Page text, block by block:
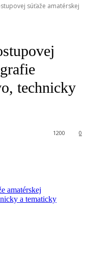
súťaže amatérskej
technicky
0
1200